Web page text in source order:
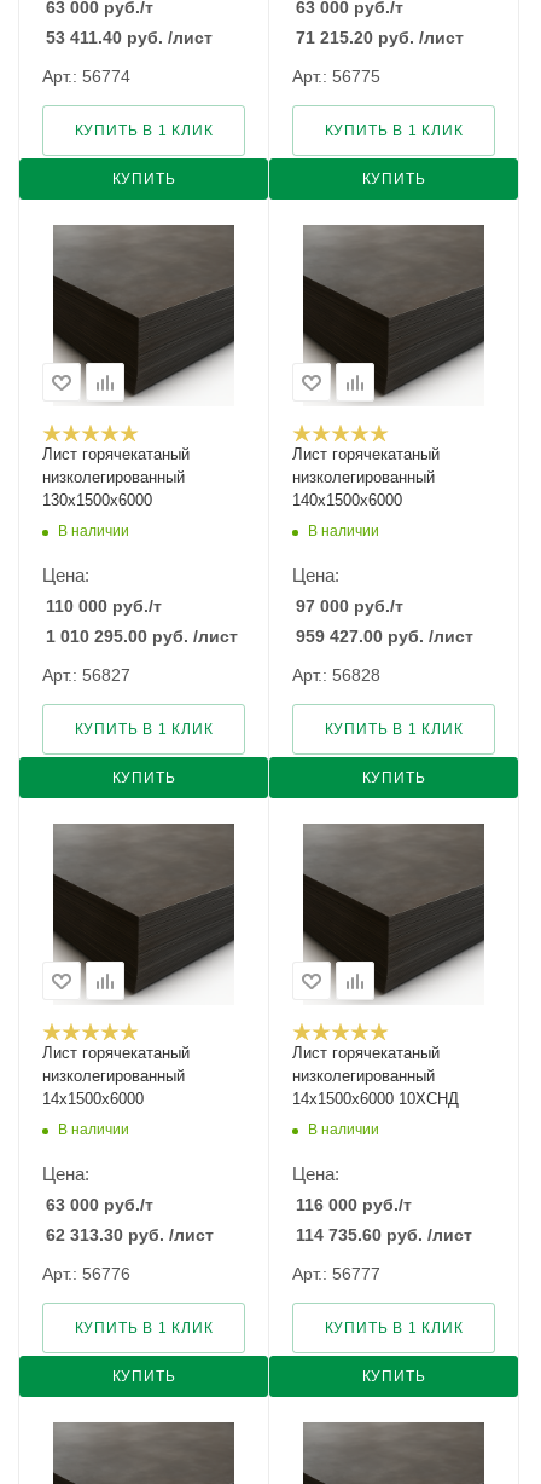
63 000 руб./т
53 411.40 руб. /лист
Арт.: 56774
КУПИТЬ
КУПИТЬ В 1 КЛИК
63 000 руб./т
71 215.20 руб. /лист
Арт.: 56775
КУПИТЬ
КУПИТЬ В 1 КЛИК
Лист горячекатаный
низколегированный
130х1500х6000
В наличии
Цена:
110 000 руб./т
1 010 295.00 руб. /лист
Арт.: 56827
КУПИТЬ
КУПИТЬ В 1 КЛИК
Лист горячекатаный
низколегированный
140х1500х6000
В наличии
Цена:
97 000 руб./т
959 427.00 руб. /лист
Арт.: 56828
КУПИТЬ
КУПИТЬ В 1 КЛИК
Лист горячекатаный
низколегированный
14х1500х6000
В наличии
Цена:
63 000 руб./т
62 313.30 руб. /лист
Арт.: 56776
КУПИТЬ
КУПИТЬ В 1 КЛИК
Лист горячекатаный
низколегированный
14х1500х6000 10ХСНД
В наличии
Цена:
116 000 руб./т
114 735.60 руб. /лист
Арт.: 56777
КУПИТЬ
КУПИТЬ В 1 КЛИК